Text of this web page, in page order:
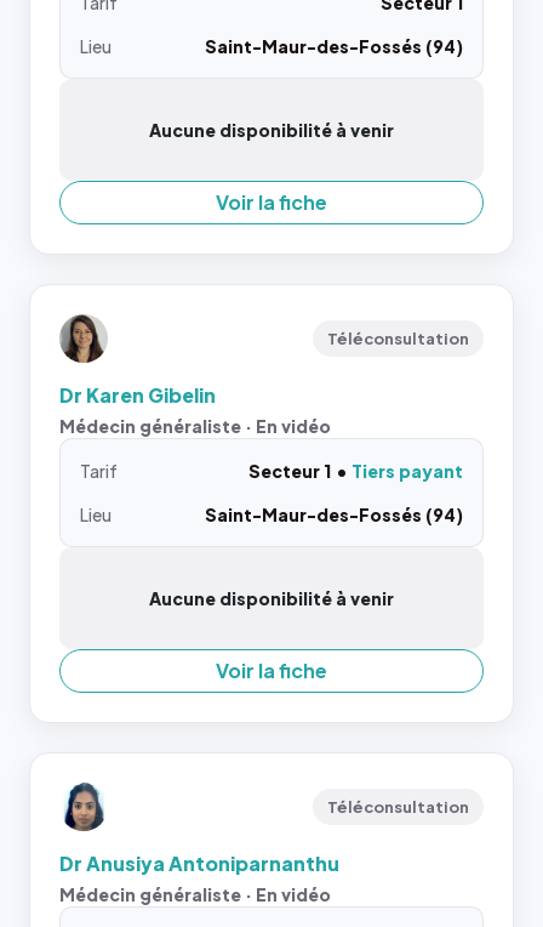
Lieu
Saint-Maur-des-Fossés (94)
Aucune disponibilité à venir
Voir la fiche
Téléconsultation
Dr Karen Gibelin
Médecin généraliste · En vidéo
Tarif Secteur 1
Tiers payant
Lieu
Saint-Maur-des-Fossés (94)
Aucune disponibilité à venir
Voir la fiche
Téléconsultation
Dr Anusiya Antoniparnanthu
Médecin généraliste · En vidéo